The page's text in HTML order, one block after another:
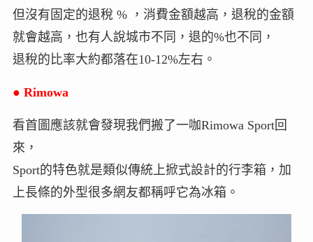
但沒有固定的退稅 % ，消費金額越高，退稅的金額
就會越高，也有人說城市不同，退的%也不同，
退稅的比率大約都落在10-12%左右。
● Rimowa
看首圖應該就會發現我們搬了一咖Rimowa Sport回
來，
Sport的特色就是類似傳統上掀式設計的行李箱，加
上長條的外型很多網友都稱呼它為冰箱。